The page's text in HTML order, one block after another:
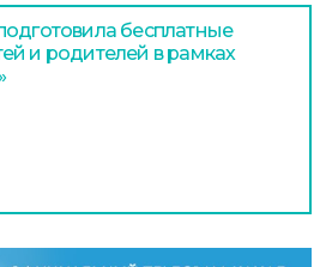
бесплатные
и родителей в рамках